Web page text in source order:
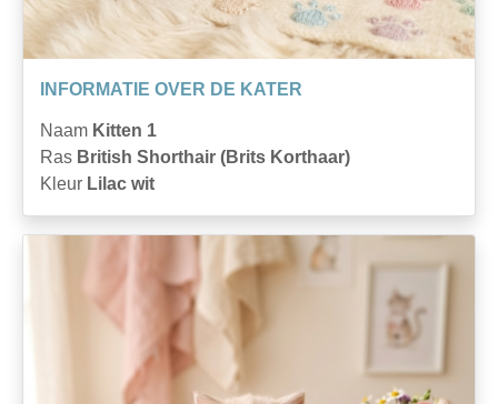
INFORMATIE OVER DE KATER
Naam Kitten 1
Ras British Shorthair (Brits Korthaar)
Kleur Lilac wit